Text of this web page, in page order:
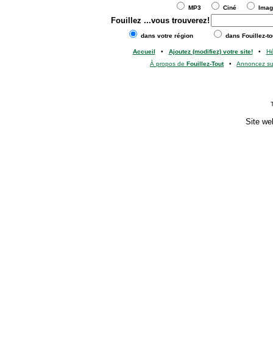
MP3 Ciné
Fouillez ...vous trouverez!
dans votre région dans Fouillez-
Accueil • Ajoutez (modifiez) votre site!•
À propos de Fouillez-Tout• Annoncez
Site